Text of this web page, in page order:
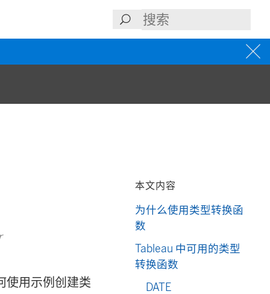
使用示例创建类
本文内容
为什么使用类型转换函
数
Tableau 中可用的类型
转换函数
DATE